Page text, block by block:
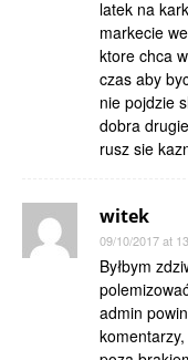
latek na
markecie
ktore chca
czas aby
nie pojdzie
dobra
rusz sie
witek
09/10/2017 at
Byłbym
admin